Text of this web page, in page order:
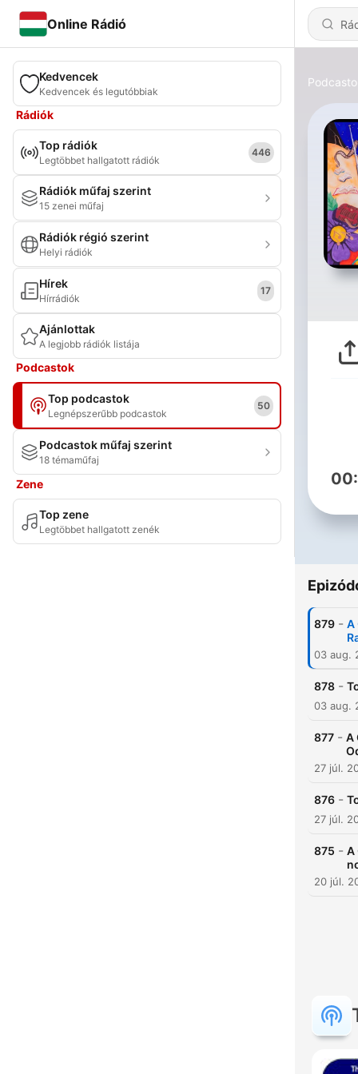
Online Rádió
Kedvencek
Kedvencek és legutóbbiak
Rádiók
Top rádiók
Legtöbbet hallgatott rádiók
446
Rádiók műfaj szerint
15 zenei műfaj
Rádiók régió szerint
Helyi rádiók
Hírek
Hírrádiók
17
Ajánlottak
A legjobb rádiók listája
Podcastok
Top podcastok
Legnépszerűbb podcastok
50
Podcastok műfaj szerint
18 témaműfaj
Zene
Top zene
Legtöbbet hallgatott zenék
879 - A
03 aug.
878 -
03 aug.
877 - A
27 júl.
876 -
27 júl.
875 - A
20 júl.